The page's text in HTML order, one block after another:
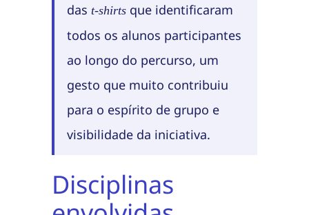
das t-shirtsque identificaram
todos os alunos participantes
ao longo do percurso, um
gesto que muito contribuiu
para o espírito de grupo e
visibilidade da iniciativa.
Disciplinas